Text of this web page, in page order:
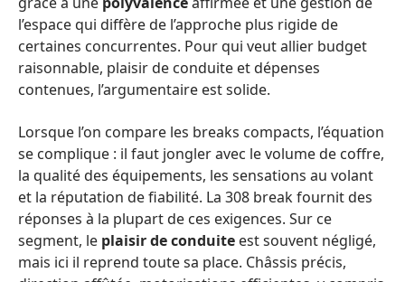
l’espace qui diffère de l’approche plus rigide de
certaines concurrentes. Pour qui veut allier budget
raisonnable, plaisir de conduite et dépenses
contenues, l’argumentaire est solide.
Lorsque l’on compare les breaks compacts, l’équation
se complique : il faut jongler avec le volume de coffre,
la qualité des équipements, les sensations au volant
et la réputation de fiabilité. La 308 break fournit des
réponses à la plupart de ces exigences. Sur ce
segment, le plaisir de conduite est souvent négligé,
mais ici il reprend toute sa place. Châssis précis,